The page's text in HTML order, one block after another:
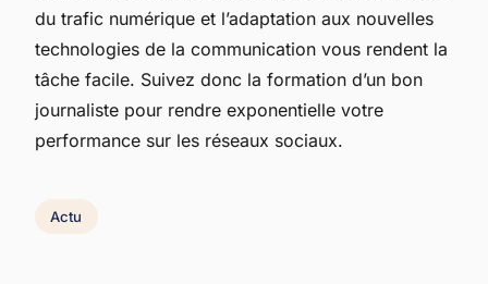
du trafic numérique et l’adaptation aux nouvelles
technologies de la communication vous rendent la
tâche facile. Suivez donc la formation d’un bon
journaliste pour rendre exponentielle votre
performance sur les réseaux sociaux.
Actu